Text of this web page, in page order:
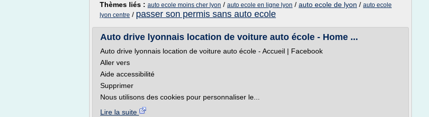
Thèmes liés : auto ecole moins cher lyon / auto ecole en ligne lyon / auto ecole de lyon / auto ecole
lyon centre / passer son permis sans auto ecole
Auto drive lyonnais location de voiture auto école - Home ...
Auto drive lyonnais location de voiture auto école - Accueil | Facebook
Aller vers
Aide accessibilité
Supprimer
Nous utilisons des cookies pour personnaliser le...
Lire la suite